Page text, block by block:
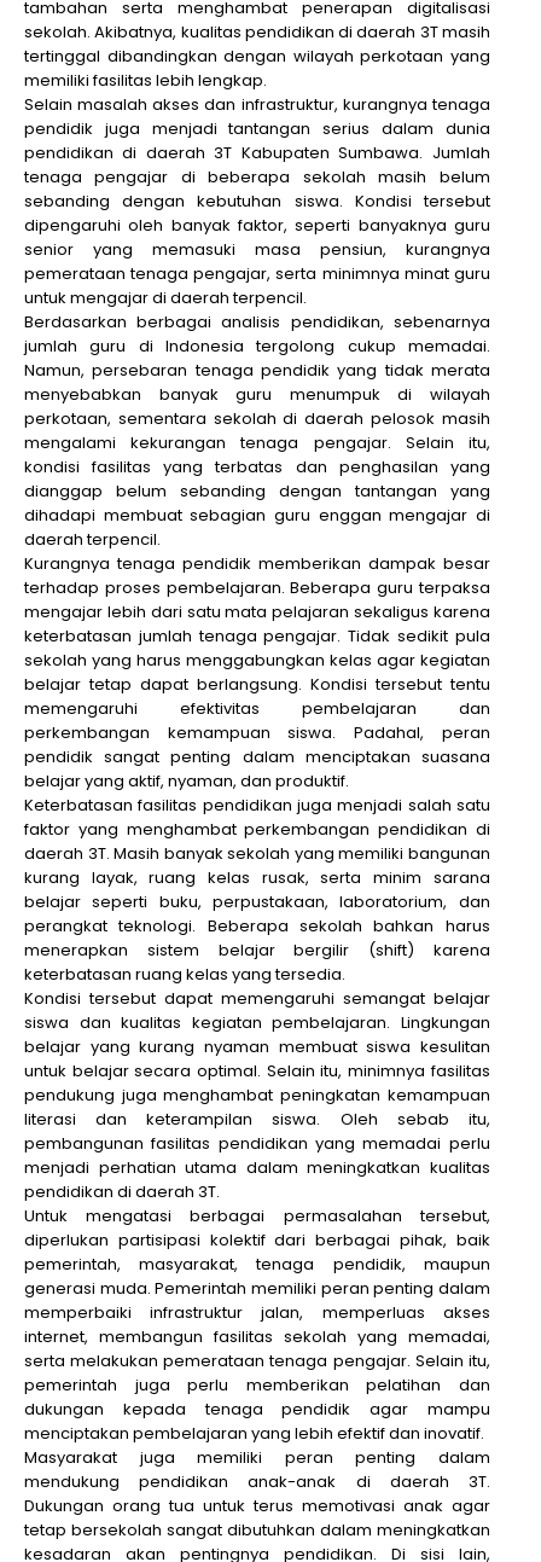
tambahan serta menghambat penerapan digitalisasi
sekolah. Akibatnya, kualitas pendidikan di daerah 3T masih
tertinggal dibandingkan dengan wilayah perkotaan yang
memiliki fasilitas lebih lengkap.
Selain masalah akses dan infrastruktur, kurangnya tenaga
pendidik juga menjadi tantangan serius dalam dunia
pendidikan di daerah 3T Kabupaten Sumbawa. Jumlah
tenaga pengajar di beberapa sekolah masih belum
sebanding dengan kebutuhan siswa. Kondisi tersebut
dipengaruhi oleh banyak faktor, seperti banyaknya guru
senior yang memasuki masa pensiun, kurangnya
pemerataan tenaga pengajar, serta minimnya minat guru
untuk mengajar di daerah terpencil.
Berdasarkan berbagai analisis pendidikan, sebenarnya
jumlah guru di Indonesia tergolong cukup memadai.
Namun, persebaran tenaga pendidik yang tidak merata
menyebabkan banyak guru menumpuk di wilayah
perkotaan, sementara sekolah di daerah pelosok masih
mengalami kekurangan tenaga pengajar. Selain itu,
kondisi fasilitas yang terbatas dan penghasilan yang
dianggap belum sebanding dengan tantangan yang
dihadapi membuat sebagian guru enggan mengajar di
daerah terpencil.
Kurangnya tenaga pendidik memberikan dampak besar
terhadap proses pembelajaran. Beberapa guru terpaksa
mengajar lebih dari satu mata pelajaran sekaligus karena
keterbatasan jumlah tenaga pengajar. Tidak sedikit pula
sekolah yang harus menggabungkan kelas agar kegiatan
belajar tetap dapat berlangsung. Kondisi tersebut tentu
memengaruhi efektivitas pembelajaran dan
perkembangan kemampuan siswa. Padahal, peran
pendidik sangat penting dalam menciptakan suasana
belajar yang aktif, nyaman, dan produktif.
Keterbatasan fasilitas pendidikan juga menjadi salah satu
faktor yang menghambat perkembangan pendidikan di
daerah 3T. Masih banyak sekolah yang memiliki bangunan
kurang layak, ruang kelas rusak, serta minim sarana
belajar seperti buku, perpustakaan, laboratorium, dan
perangkat teknologi. Beberapa sekolah bahkan harus
menerapkan sistem belajar bergilir (shift) karena
keterbatasan ruang kelas yang tersedia.
Kondisi tersebut dapat memengaruhi semangat belajar
siswa dan kualitas kegiatan pembelajaran. Lingkungan
belajar yang kurang nyaman membuat siswa kesulitan
untuk belajar secara optimal. Selain itu, minimnya fasilitas
pendukung juga menghambat peningkatan kemampuan
literasi dan keterampilan siswa. Oleh sebab itu,
pembangunan fasilitas pendidikan yang memadai perlu
menjadi perhatian utama dalam meningkatkan kualitas
pendidikan di daerah 3T.
Untuk mengatasi berbagai permasalahan tersebut,
diperlukan partisipasi kolektif dari berbagai pihak, baik
pemerintah, masyarakat, tenaga pendidik, maupun
generasi muda. Pemerintah memiliki peran penting dalam
memperbaiki infrastruktur jalan, memperluas akses
internet, membangun fasilitas sekolah yang memadai,
serta melakukan pemerataan tenaga pengajar. Selain itu,
pemerintah juga perlu memberikan pelatihan dan
dukungan kepada tenaga pendidik agar mampu
menciptakan pembelajaran yang lebih efektif dan inovatif.
Masyarakat juga memiliki peran penting dalam
mendukung pendidikan anak-anak di daerah 3T.
Dukungan orang tua untuk terus memotivasi anak agar
tetap bersekolah sangat dibutuhkan dalam meningkatkan
kesadaran akan pentingnya pendidikan. Di sisi lain,